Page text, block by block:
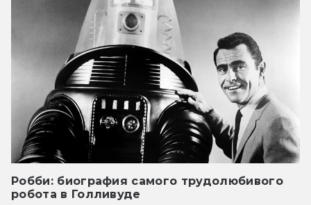
Робби: биография самого трудолюбивого
робота в Голливуде